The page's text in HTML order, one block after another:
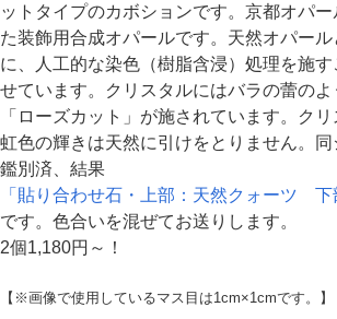
ットタイプのカボションです。京都オパ
た装飾用合成オパールです。天然オパール
に、人工的な染色（樹脂含浸）処理を施
せています。クリスタルにはバラの蕾の
「ローズカット」が施されています。ク
虹色の輝きは天然に引けをとりません。
鑑別済、結果
「貼り合わせ石・上部：天然クォーツ 下
です。色合いを混ぜてお送りします。
2個1,180円～！
【※画像で使用しているマス目は1cm×1cmです。】